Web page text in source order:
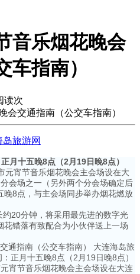
音乐烟花晚会
车指南）
读次
会交通指南（公交车指南）
岛旅游网
月十五晚8点（2月19日晚8点）
元宵节音乐烟花晚会主会场设在大
会场之一（另外两个分会场确定后
8点，与主会场同步举办烟花燃放
约20分钟，将采用最先进的数字光
错落有致配合为小伙伴送上一场